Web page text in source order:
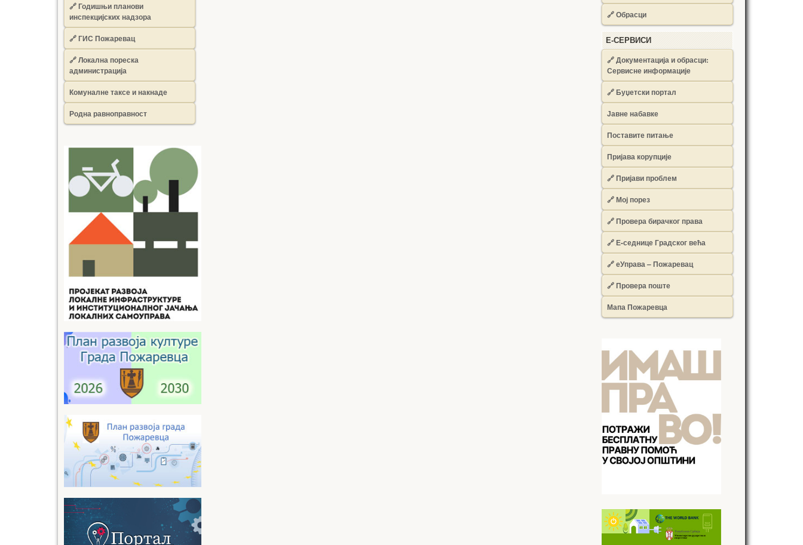
🔗Годишњи планови
инспекцијских надзора
🔗 ГИС Пожаревац
🔗 Локална пореска
администрација
Комуналне таксе и накнаде
Родна равноправност
🔗Обрасци
Е-СЕРВИСИ
🔗 Документација и обрасци:
Сервисне информације
🔗 Буџетски портал
Јавне набавке
Поставите питање
Пријава корупције
🔗 Пријави проблем
🔗 Мој порез
🔗 Провера бирачког права
🔗 Е-седнице Градског већа
🔗 еУправа – Пожаревац
🔗 Провера поште
Мапа Пожаревца